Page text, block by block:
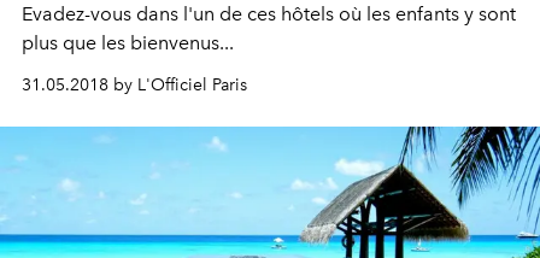
Evadez-vous dans l'un de ces hôtels où les enfants y sont
plus que les bienvenus...
31.05.2018 by L'Officiel Paris